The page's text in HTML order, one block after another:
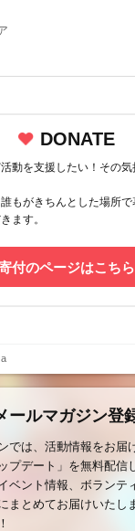
DONATE
動を支援したい！その
もがきちんとした場所
ます。
付のページはこちら
ールマガジン登
では、活動情報をお届
プデート」を無料配信
ベント情報、ボランテ
まとめてお届けいたし